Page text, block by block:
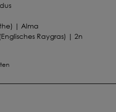
| Alma
Raygras) | 2n